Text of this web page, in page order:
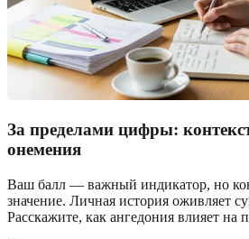
За пределами цифры:
онемения
Ваш балл — важный индикатор, но
значение. Личная история оживляет
Расскажите, как ангедония влияет на